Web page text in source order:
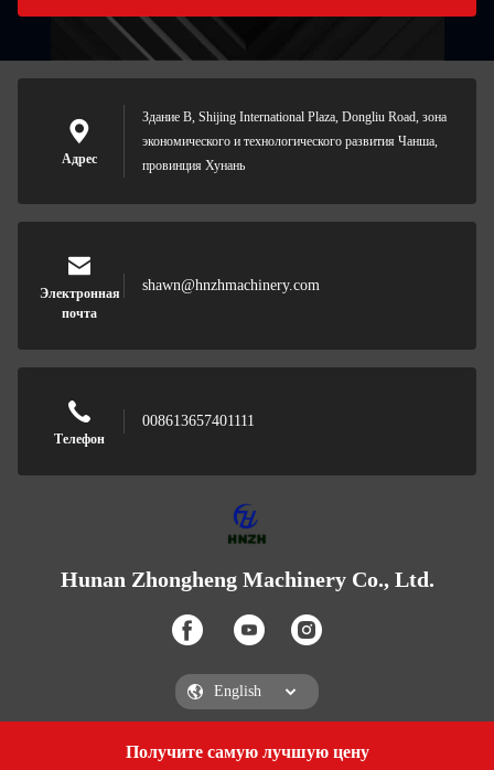
Получите самую лучшую цену
Адрес
Здание B, Shijing International Plaza, Dongliu Road, зона
экономического и технологического развития Чанша,
провинция Хунань
Электронная
почта
shawn@hnzhmachinery.com
Телефон
008613657401111
Hunan Zhongheng Machinery Co., Ltd.
Hunan Zhongheng Machinery Co., Ltd.Get a Quote